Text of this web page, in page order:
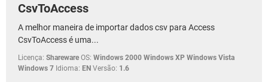
CsvToAccess
A melhor maneira de importar dados csv para Access
CsvToAccess é uma...
Licença: Shareware OS: Windows 2000 Windows XP Windows Vista
Windows 7 Idioma: EN Versão: 1.6